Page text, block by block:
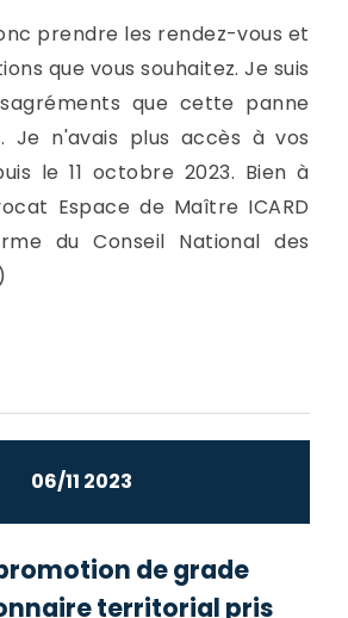
prendre les rendez-vous et
que vous souhaitez. Je suis
que cette panne
Je n'avais plus accès à vos
le 11 octobre 2023. Bien à
Espace de Maître ICARD
du Conseil National des
06/11 2023
de grade
territorial pris